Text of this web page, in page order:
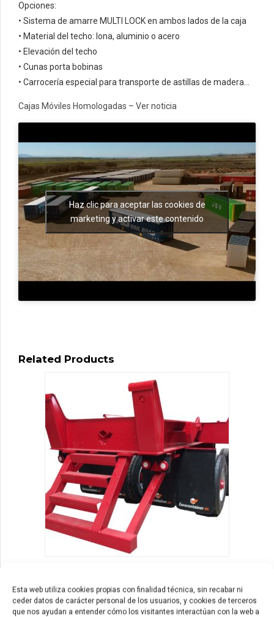
Esta web utiliza cookies propias con finalidad técnica, sin recabar ni
ceder datos de carácter personal de los usuarios, y cookies de terceros
que nos ayudan a entender cómo los visitantes interactúan con la web a
Opciones:
• Sistema de amarre MULTI LOCK en ambos lados de la caja
• Material del techo: lona, aluminio o acero
• Elevación del techo
• Cunas porta bobinas
• Carrocería especial para transporte de astillas de madera…
Cajas Móviles Homologadas – Ver noticia
Haz clic para aceptar las cookies de
marketing y activar este contenido
Related Products
Vehículos de Terminal Marítima